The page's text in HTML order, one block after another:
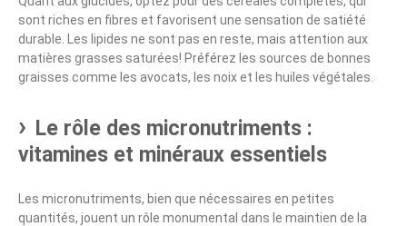
sont riches en fibres et favorisent une sensation de satiété
durable. Les lipides ne sont pas en reste, mais attention aux
matières grasses saturées! Préférez les sources de bonnes
graisses comme les avocats, les noix et les huiles végétales.
Le rôle des micronutriments :
vitamines et minéraux essentiels
Les micronutriments, bien que nécessaires en petites
quantités, jouent un rôle monumental dans le maintien de la